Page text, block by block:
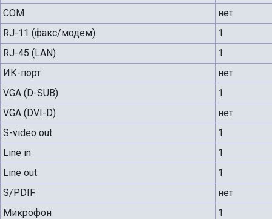
COM
нет
RJ-11 (факс/модем)
1
RJ-45 (LAN)
1
ИК-порт
нет
VGA (D-SUB)
1
VGA (DVI-D)
нет
S-video out
1
Line in
1
Line out
1
S/PDIF
нет
Микрофон
1